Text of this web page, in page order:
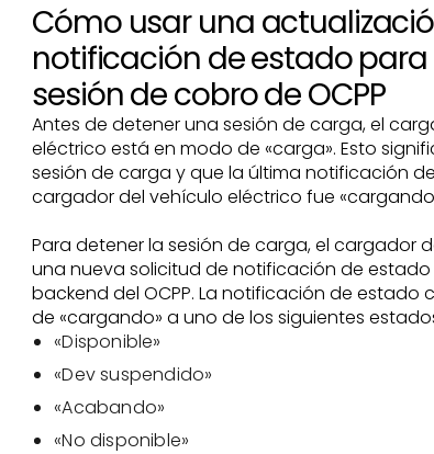
Cómo usar una
notificación de estado
sesión de cobro de OCPP
Antes de detener una sesión de carga, el
eléctrico está en modo de «carga». Esto
sesión de carga y que la última notificación
cargador del vehículo eléctrico fue
Para detener la sesión de carga, el cargador
una nueva solicitud de notificación de
backend del OCPP. La notificación de
de «cargando» a uno de los siguientes
«Disponible»
«Dev suspendido»
«Acabando»
«No disponible»